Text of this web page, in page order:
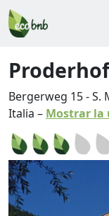
Proderhof
Bergerweg 15 - S.
Italia – Mostrar la